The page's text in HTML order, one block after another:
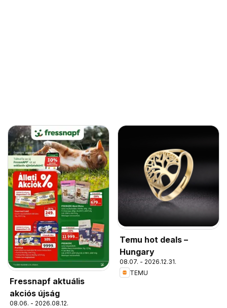
Fressnapf aktuális
akciós újság
08.06. - 2026.08.12.
Temu hot deals –
Hungary
08.07. - 2026.12.31.
TEMU